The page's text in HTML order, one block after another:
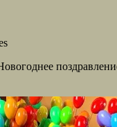
поздравление.